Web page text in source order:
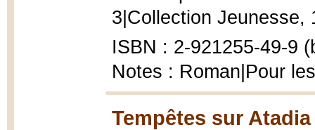
3|Collection Jeunesse,
ISBN : 2-921255-49-9
Notes : Roman|Pour
Tempêtes sur Atadia